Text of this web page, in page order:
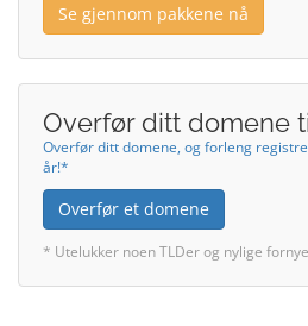
Se gjennom pakkene nå
Overfør ditt domene
Overfør ditt domene, og forleng
år!*
Overfør et domene
* Utelukker noen TLDer og nylige